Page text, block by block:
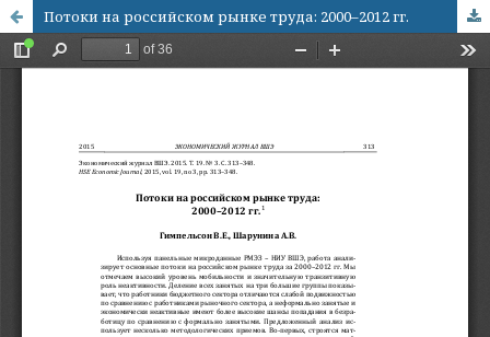
Потоки на российском рынке труда: 2000–2012 гг.